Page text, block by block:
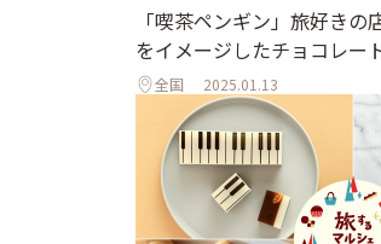
「喫茶ペンギン」旅好き
をイメージしたチョコレー
全国 2025.01.13